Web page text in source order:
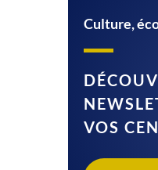
Culture,
VOS